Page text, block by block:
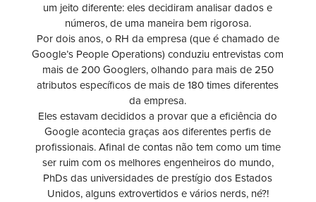
um jeito diferente: eles decidiram analisar dados e
números, de uma maneira bem rigorosa.
Por dois anos, o RH da empresa (que é chamado de
Google’s People Operations) conduziu entrevistas com
mais de 200 Googlers, olhando para mais de 250
atributos específicos de mais de 180 times diferentes
da empresa.
Eles estavam decididos a provar que a eficiência do
Google acontecia graças aos diferentes perfis de
profissionais. Afinal de contas não tem como um time
ser ruim com os melhores engenheiros do mundo,
PhDs das universidades de prestígio dos Estados
Unidos, alguns extrovertidos e vários nerds, né?!